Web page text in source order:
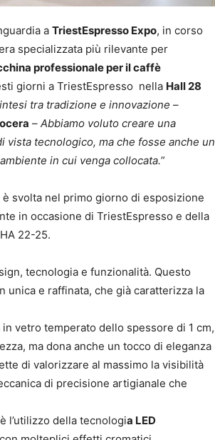
a TriestEspresso Expo, in corso
specializzata più rilevante per
professionale per il caffè
giorni a TriestEspresso nella Hall 28
tra tradizione e innovazione –
– Abbiamo voluto creare una
vista tecnologico, ma che fosse anche un
in cui venga collocata.”
svolta nel primo giorno di esposizione
in occasione di TriestEspresso e della
22-25.
tecnologia e funzionalità. Questo
unica e raffinata, che già caratterizza la
vetro temperato dello spessore di 1 cm,
ma dona anche un tocco di eleganza
di valorizzare al massimo la visibilità
di precisione artigianale che
l’utilizzo della tecnologia LED